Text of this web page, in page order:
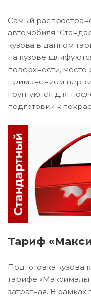
Самый
автомобиля
кузова в данном
на кузове
поверхности, место
применением
грунтуются для
подготовки к
Тариф
Подготовка кузова
тарифе
затратная. В рамках